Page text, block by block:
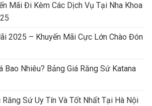
Mãi Đi Kèm Các Dịch Vụ Tại Nha Khoa
2025 – Khuyến Mãi Cực Lớn Chào Đón
Bao Nhiêu? Bảng Giá Răng Sứ Katana
Sứ Uy Tín Và Tốt Nhất Tại Hà Nội